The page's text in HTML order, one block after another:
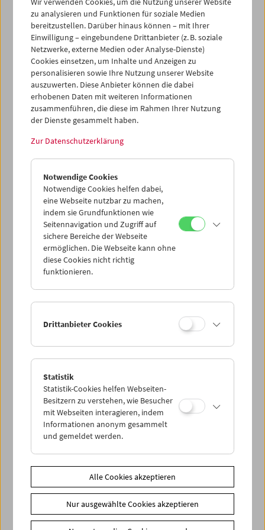
finanzierten Kultur- bzw. Medienprojekten des Jahres.
I-Media-Cities, im Rahmen desHorizon 2020-Programms
für Forschung und Innovation, beschäftigt sich mit
städtischen Räumen in Europa und ihrer filmischen
Repräsentation seit Beginn des 20. Jahrhunderts.
Filmästhetik und Kindheit,finanziert von der Deutschen
Forschungsgemeinschaft (DFG), erforscht die m
edienspezifische Ästhetik von Kindheitsdarstellungen:
Wie wird Kindheit inszeniert und wie machen Filme die
Share on
News
News Archiv
Newsletter
Fotos unserer Gäste
zu analysieren und Funktionen für soziale Medien
bereitzustellen. Darüber hinaus können – mit Ihrer
Einwilligung – eingebundene Drittanbieter (z. B. soziale
Netzwerke, externe Medien oder Analyse-Dienste)
Cookies einsetzen, um Inhalte und Anzeigen zu
personalisieren sowie Ihre Nutzung unserer Website
auszuwerten. Diese Anbieter können die dabei
erhobenen Daten mit weiteren Informationen
zusammenführen, die diese im Rahmen Ihrer Nutzung
der Dienste gesammelt haben.
Zur Datenschutzerklärung
Notwendige Cookies
Notwendige Cookies helfen dabei,
eine Webseite nutzbar zu machen,
indem sie Grundfunktionen wie
Seitennavigation und Zugriff auf
sichere Bereiche der Webseite
ermöglichen. Die Webseite kann ohne
diese Cookies nicht richtig
funktionieren.
Drittanbieter Cookies
Statistik
Statistik-Cookies helfen Webseiten-
Besitzern zu verstehen, wie Besucher
mit Webseiten interagieren, indem
Informationen anonym gesammelt
und gemeldet werden.
Alle Cookies akzeptieren
Nur ausgewählte Cookies akzeptieren